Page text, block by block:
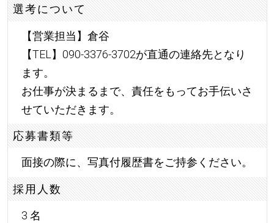
選考について
【営業担当】倉谷
【TEL】090-3376-3702が直通の連絡先となり
ます。
お仕事が決まるまで、責任をもってお手伝いさ
せていただきます。
応募書類等
面接の際に、写真付履歴書をご持参ください。
採用人数
3 名